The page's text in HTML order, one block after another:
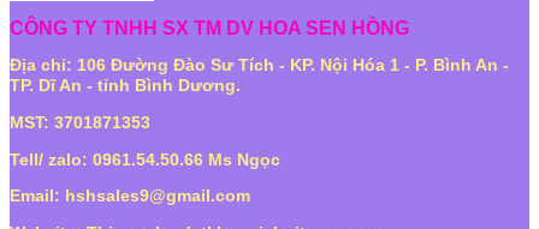
CÔNG TY TNHH SX TM DV HOA SEN HỒNG
Địa chỉ: 106 Đường Đào Sư Tích - KP. Nội Hóa 1 - P. Bình An -
TP. Dĩ An - tỉnh Bình Dương.
MST: 3701871353
Tell/ zalo: 0961.54.50.66 Ms Ngọc
Email: hshsales9@gmail.com